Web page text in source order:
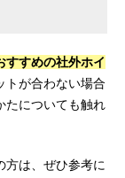
すすめの社外ホイ
トが合わない場合
たについても触れ
方は、ぜひ参考に